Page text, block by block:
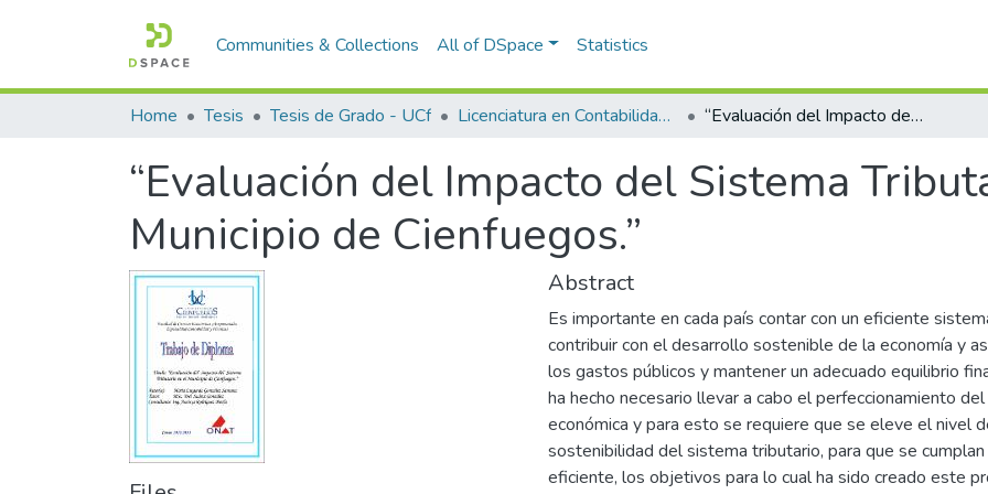
Communities & Collections All of DSpace Statistics
Home Tesis Tesis de Grado - UCf Licenciatura en Contabilidad y Finanzas “Evaluación del Impacto del Sistema Tributario en el Municipio de Cienfuegos.”
“Evaluación del Impacto del Sistema
Municipio de Cienfuegos.”
Abstract
Es importante en cada país contar con un eficiente
contribuir con el desarrollo sostenible de la economía y
los gastos públicos y mantener un adecuado equilibrio
ha hecho necesario llevar a cabo el perfeccionamiento
económica y para esto se requiere que se eleve el nivel
sostenibilidad del sistema tributario, para que se
eficiente, los objetivos para lo cual ha sido creado este